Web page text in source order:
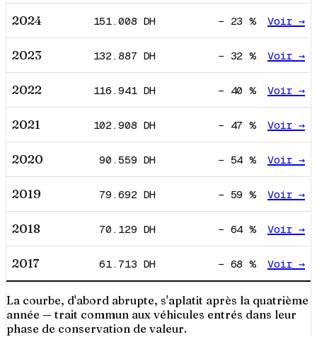
2024 151.008 DH − 23 % Voir →
2023 132.887 DH − 32 % Voir →
2022 116.941DH − 40 % Voir →
2021 102.908 DH − 47 % Voir →
2020 90.559 DH − 54 % Voir →
2019 79.692 DH − 59 % Voir →
2018 70.129 DH − 64 % Voir →
2017 61.713 DH − 68 % Voir →
La courbe, d'abord abrupte, s'aplatit après la quatrième
année — trait commun aux véhicules entrés dans leur
phase de conservation de valeur.